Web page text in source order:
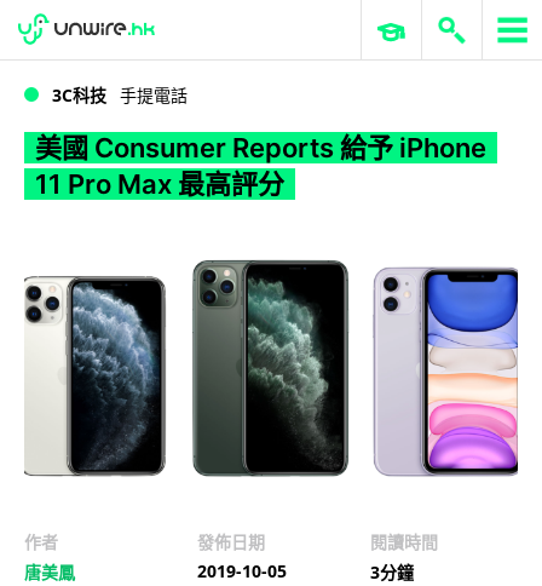
WWDC 2026 ERP 與商業 AI
3C科技 手提電話
美國 Consumer Reports 給予 iPhone
11 Pro Max 最高評分
作者
唐美鳳
發佈日期
2019-10-05
閱讀時間
3分鐘